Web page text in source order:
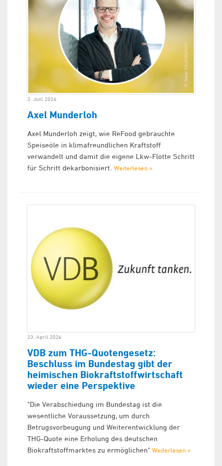
3. Juni 2026
Axel Munderloh
Axel Munderloh zeigt, wie ReFood gebrauchte
Speiseöle in klimafreundlichen Kraftstoff
verwandelt und damit die eigene Lkw-Flotte Schritt
für Schritt dekarbonisiert. Weiterlesen »
23. April 2026
VDB zum THG-Quotengesetz:
Beschluss im Bundestag gibt der
heimischen Biokraftstoffwirtschaft
wieder eine Perspektive
"Die Verabschiedung im Bundestag ist die
wesentliche Voraussetzung, um durch
Betrugsvorbeugung und Weiterentwicklung der
THG-Quote eine Erholung des deutschen
Biokraftstoffmarktes zu ermöglichen" Weiterlesen »